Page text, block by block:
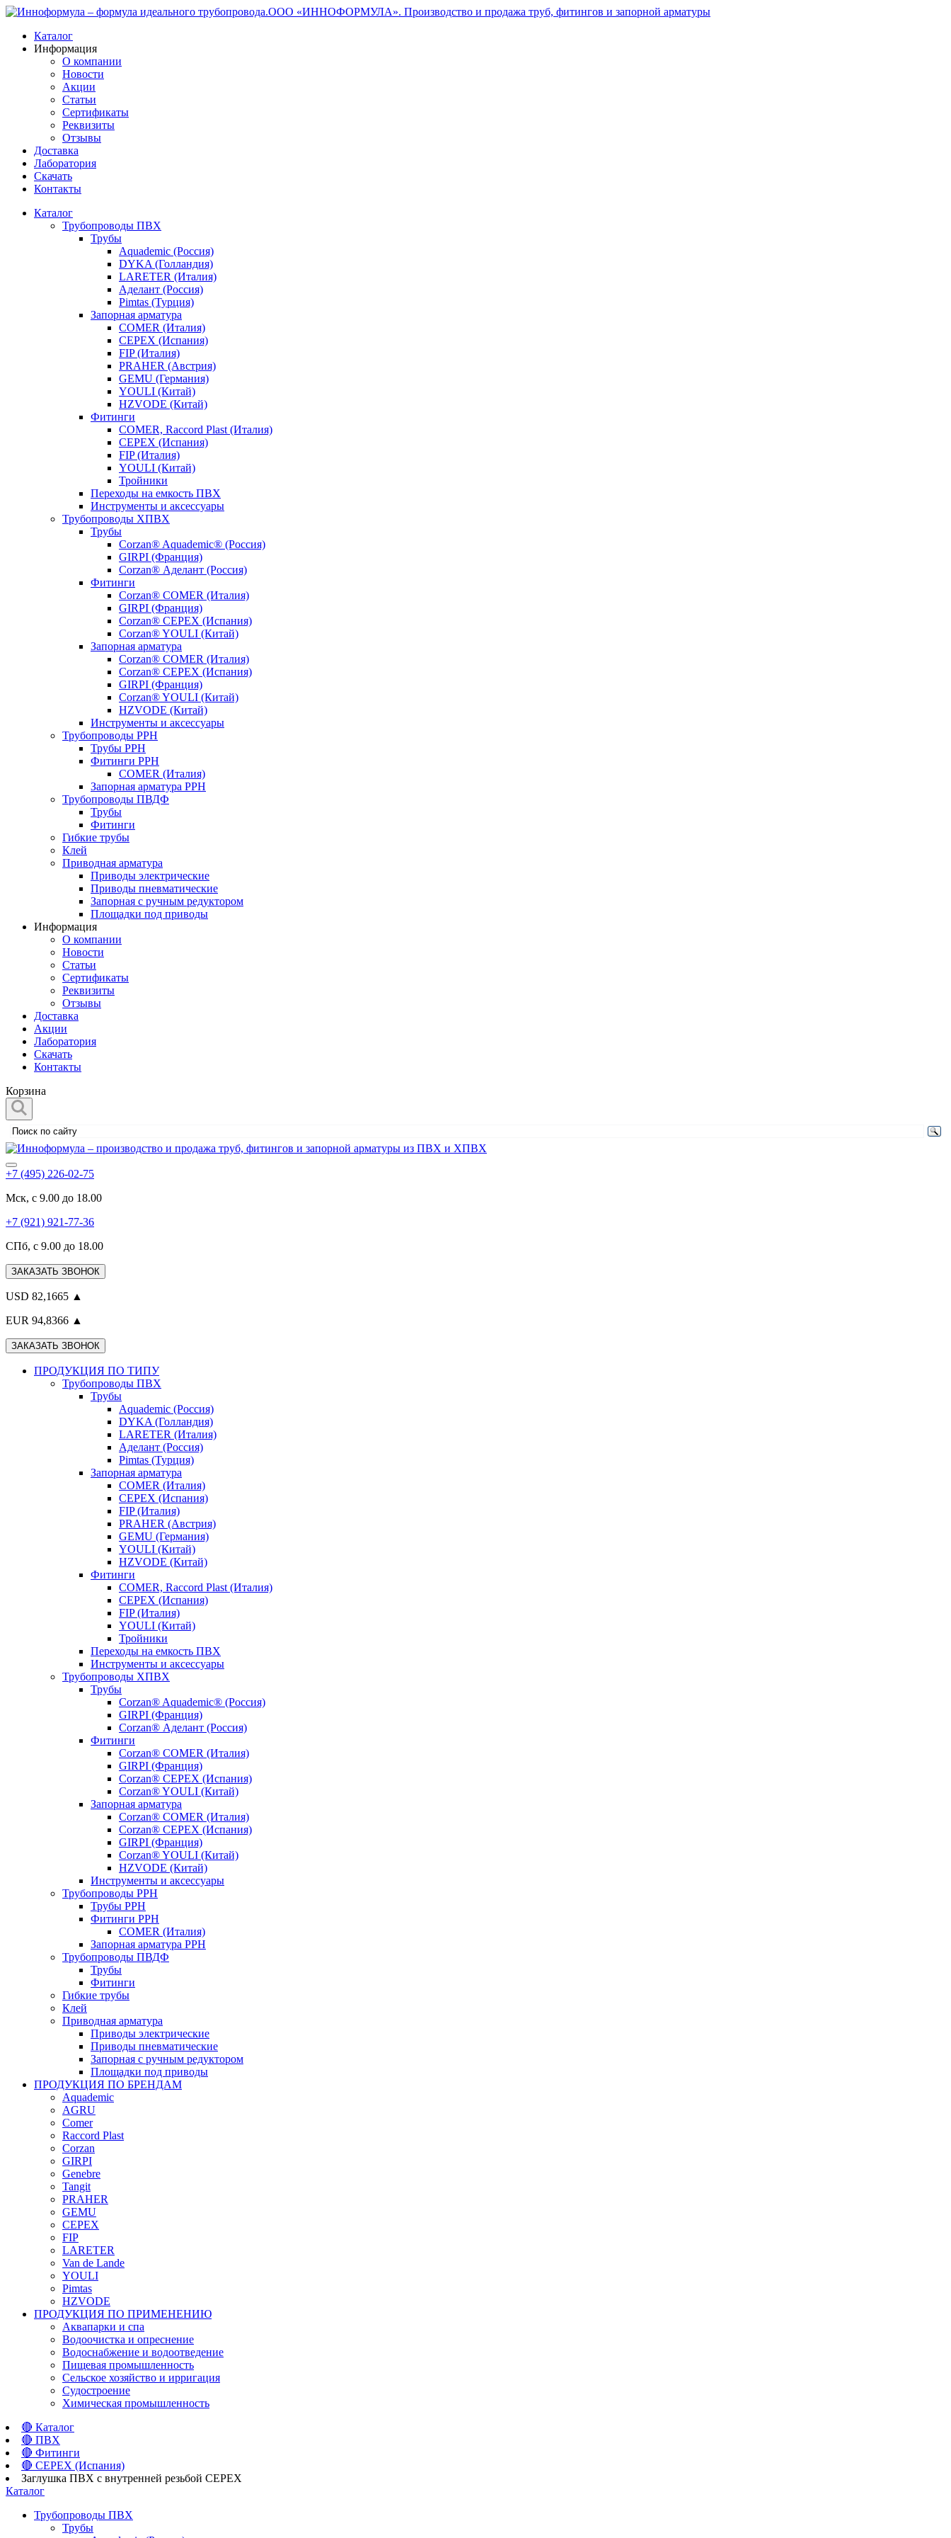
ООО «ИННОФОРМУЛА». Производство и продажа труб, фитингов и запорной арматуры
Каталог
Информация
О компании
Новости
Акции
Статьи
Сертификаты
Реквизиты
Отзывы
Доставка
Лаборатория
Скачать
Контакты
Каталог
Трубопроводы ПВХ
Трубы
Aquademic (Россия)
DYKA (Голландия)
LARETER (Италия)
Аделант (Россия)
Pimtas (Турция)
Запорная арматура
COMER (Италия)
CEPEX (Испания)
FIP (Италия)
PRAHER (Австрия)
GEMU (Германия)
YOULI (Китай)
HZVODE (Китай)
Фитинги
COMER, Raccord Plast (Италия)
CEPEX (Испания)
FIP (Италия)
YOULI (Китай)
Тройники
Переходы на емкость ПВХ
Инструменты и аксессуары
Трубопроводы ХПВХ
Трубы
Corzan® Aquademic® (Россия)
GIRPI (Франция)
Corzan® Аделант (Россия)
Фитинги
Corzan® COMER (Италия)
GIRPI (Франция)
Corzan® CEPEX (Испания)
Corzan® YOULI (Китай)
Запорная арматура
Corzan® COMER (Италия)
Corzan® CEPEX (Испания)
GIRPI (Франция)
Corzan® YOULI (Китай)
HZVODE (Китай)
Инструменты и аксессуары
Трубопроводы PPH
Трубы PPH
Фитинги PPH
COMER (Италия)
Запорная арматура PPH
Трубопроводы ПВДФ
Трубы
Фитинги
Гибкие трубы
Клей
Приводная арматура
Приводы электрические
Приводы пневматические
Запорная с ручным редуктором
Площадки под приводы
Информация
О компании
Новости
Статьи
Сертификаты
Реквизиты
Отзывы
Доставка
Акции
Лаборатория
Скачать
Контакты
Корзина
+7 (495) 226-02-75
Мск, с 9.00 до 18.00
+7 (921) 921-77-36
СПб, с 9.00 до 18.00
ЗАКАЗАТЬ ЗВОНОК
USD 82,1665 ▲
EUR 94,8366 ▲
ЗАКАЗАТЬ ЗВОНОК
ПРОДУКЦИЯ ПО ТИПУ
Трубопроводы ПВХ
Трубы
Aquademic (Россия)
DYKA (Голландия)
LARETER (Италия)
Аделант (Россия)
Pimtas (Турция)
Запорная арматура
COMER (Италия)
CEPEX (Испания)
FIP (Италия)
PRAHER (Австрия)
GEMU (Германия)
YOULI (Китай)
HZVODE (Китай)
Фитинги
COMER, Raccord Plast (Италия)
CEPEX (Испания)
FIP (Италия)
YOULI (Китай)
Тройники
Переходы на емкость ПВХ
Инструменты и аксессуары
Трубопроводы ХПВХ
Трубы
Corzan® Aquademic® (Россия)
GIRPI (Франция)
Corzan® Аделант (Россия)
Фитинги
Corzan® COMER (Италия)
GIRPI (Франция)
Corzan® CEPEX (Испания)
Corzan® YOULI (Китай)
Запорная арматура
Corzan® COMER (Италия)
Corzan® CEPEX (Испания)
GIRPI (Франция)
Corzan® YOULI (Китай)
HZVODE (Китай)
Инструменты и аксессуары
Трубопроводы PPH
Трубы PPH
Фитинги PPH
COMER (Италия)
Запорная арматура PPH
Трубопроводы ПВДФ
Трубы
Фитинги
Гибкие трубы
Клей
Приводная арматура
Приводы электрические
Приводы пневматические
Запорная с ручным редуктором
Площадки под приводы
ПРОДУКЦИЯ ПО БРЕНДАМ
Aquademic
AGRU
Comer
Raccord Plast
Corzan
GIRPI
Genebre
Tangit
PRAHER
GEMU
CEPEX
FIP
LARETER
Van de Lande
YOULI
Pimtas
HZVODE
ПРОДУКЦИЯ ПО ПРИМЕНЕНИЮ
Аквапарки и спа
Водоочистка и опреснение
Водоснабжение и водоотведение
Пищевая промышленность
Сельское хозяйство и ирригация
Судостроение
Химическая промышленность
🔴 Каталог
🔴 ПВХ
🔴 Фитинги
🔴 CEPEX (Испания)
Заглушка ПВХ с внутренней резьбой CEPEX
Каталог
Трубопроводы ПВХ
Трубы